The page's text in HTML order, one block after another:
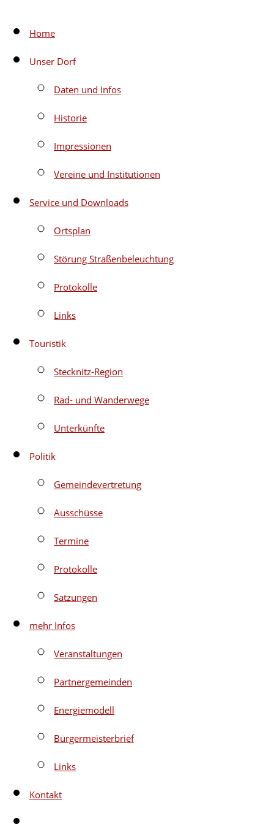
Zum
Inhalt
springen
Home
Unser Dorf
Daten und Infos
Historie
Impressionen
Vereine und Institutionen
Service und Downloads
Ortsplan
Störung Straßenbeleuchtung
Protokolle
Links
Touristik
Stecknitz-Region
Rad- und Wanderwege
Unterkünfte
Politik
Gemeindevertretung
Ausschüsse
Termine
Protokolle
Satzungen
mehr Infos
Veranstaltungen
Partnergemeinden
Energiemodell
Bürgermeisterbrief
Links
Kontakt